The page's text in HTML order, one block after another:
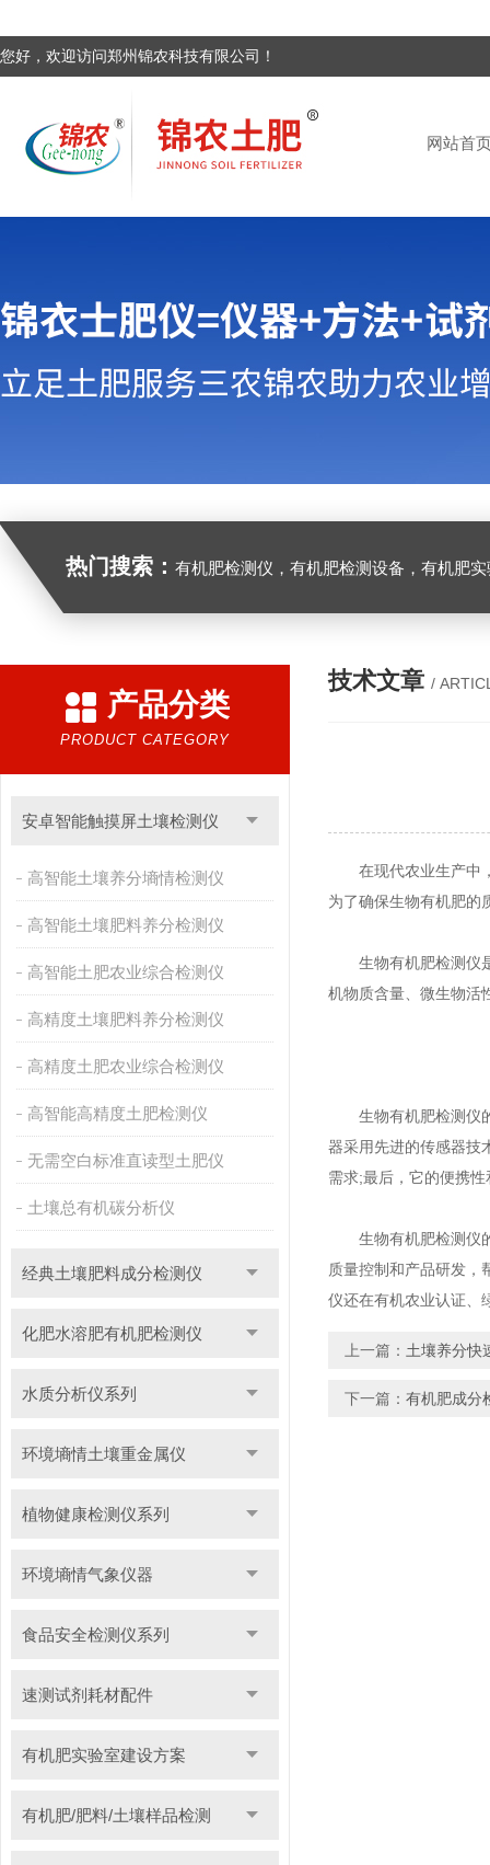
您好，欢迎访问郑州锦农科技有限公司！
网站首
热门搜索： 有机肥检测仪，有机肥检测设备，有机肥实验室设备，生物有
产品分类
PRODUCT CATEGORY
安卓智能触摸屏土壤检测仪
高智能土壤养分墒情检测仪
高智能土壤肥料养分检测仪
高智能土肥农业综合检测仪
高精度土壤肥料养分检测仪
高精度土肥农业综合检测仪
高智能高精度土肥检测仪
无需空白标准直读型土肥仪
土壤总有机碳分析仪
经典土壤肥料成分检测仪
化肥水溶肥有机肥检测仪
水质分析仪系列
环境墒情土壤重金属仪
植物健康检测仪系列
环境墒情气象仪器
食品安全检测仪系列
速测试剂耗材配件
有机肥实验室建设方案
有机肥/肥料/土壤样品检测
技术文章 /
在现代农业生产中，
为了确保生物有机肥的
生物有机肥检测仪是
机物质含量、微生物活
生物有机肥检测仪
器采用先进的传感器技
需求;最后，它的便携
生物有机肥检测仪的
质量控制和产品研发，
仪还在有机农业认证、
上一篇： 土壤养分快
下一篇： 有机肥成分